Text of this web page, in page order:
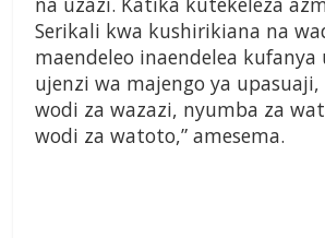
Serikali kwa kushirikiana na
maendeleo inaendelea
ujenzi wa majengo ya
wodi za wazazi, nyumba za
wodi za watoto,” amesema.